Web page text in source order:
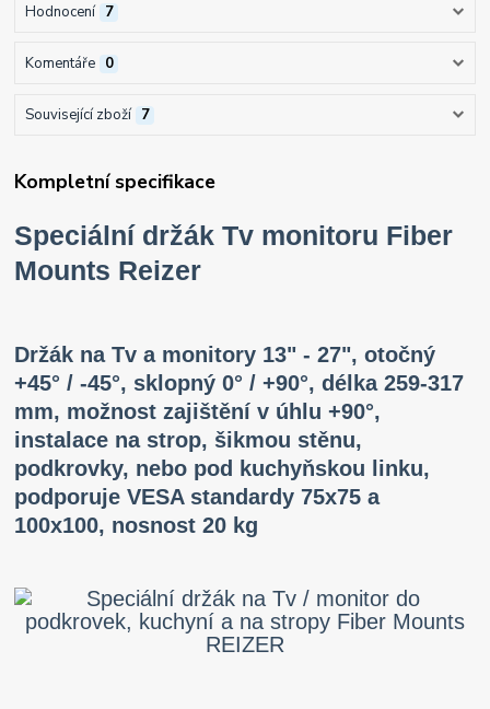
Hodnocení 7
Komentáře 0
Související zboží 7
Kompletní specifikace
Speciální držák Tv monitoru Fiber
Mounts Reizer
Držák na Tv a monitory 13" - 27", otočný
+45° / -45°, sklopný 0° / +90°, délka 259-317
mm, možnost zajištění v úhlu +90°,
instalace na strop, šikmou stěnu,
podkrovky, nebo pod kuchyňskou linku,
podporuje VESA standardy 75x75 a
100x100, nosnost 20 kg